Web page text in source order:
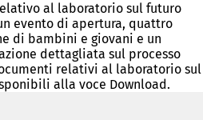
al laboratorio sul futuro
evento di apertura, quattro
di bambini e giovani e un
dettagliata sul processo
relativi al laboratorio sul
alla voce Download.